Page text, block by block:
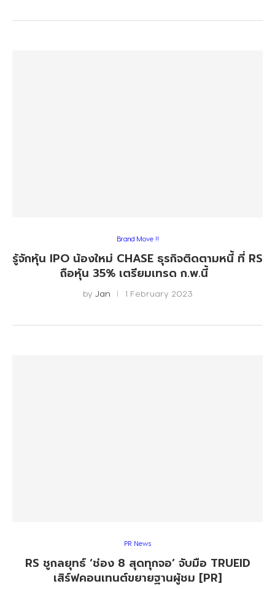
Brand Move !!
รู้จักหุ้น IPO น้องใหม่ CHASE ธุรกิจติดตามหนี้ ที่ RS
ถือหุ้น 35% เตรียมเทรด ก.พ.นี้
by Jan 1 February 2023
PR News
RS ชูกลยุทธ์ ‘ช่อง 8 สุดทุกจอ’ จับมือ TRUEID
เสิร์ฟคอนเทนต์ขยายฐานผู้ชม [PR]